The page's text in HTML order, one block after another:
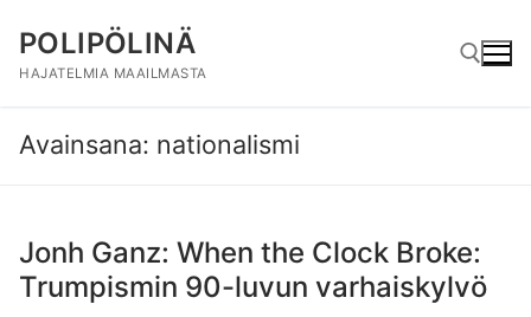
sisältöön
POLIPÖLINÄ
HAJATELMIA MAAILMASTA
Hae:
Avainsana: nationalismi
Jonh Ganz: When the Clock Broke:
Trumpismin 90-luvun varhaiskylvö